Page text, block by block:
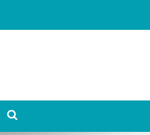
درسی ایران